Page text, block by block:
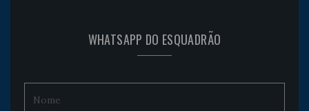
WHATSAPP DO ESQUADRÃO